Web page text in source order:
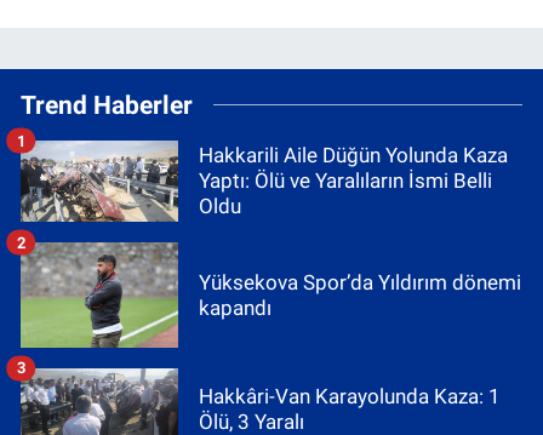
Trend Haberler
Hakkarili Aile Düğün Yolunda Kaza
Yaptı: Ölü ve Yaralıların İsmi Belli
Oldu
1
Yüksekova Spor’da Yıldırım dönemi
kapandı
2
Hakkâri-Van Karayolunda Kaza: 1
Ölü, 3 Yaralı
3